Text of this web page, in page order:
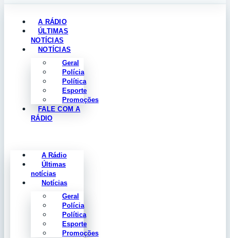
A RÁDIO
ÚLTIMAS
NOTÍCIAS
NOTÍCIAS
Geral
Polícia
Política
Esporte
Promoções
FALE COM A
RÁDIO
A Rádio
Últimas
notícias
Notícias
Geral
Polícia
Política
Esporte
Promoções